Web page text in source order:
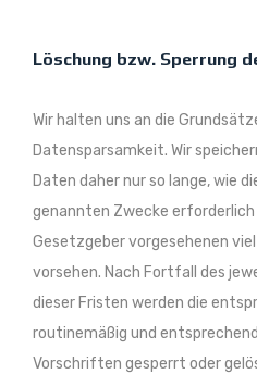
Löschung bzw. Sperrung
Wir halten uns an die
Datensparsamkeit. Wir
Daten daher nur so lange, wie
genannten Zwecke
Gesetzgeber vorgesehenen
vorsehen. Nach Fortfall des
dieser Fristen werden die
routinemäßig und
Vorschriften gesperrt oder